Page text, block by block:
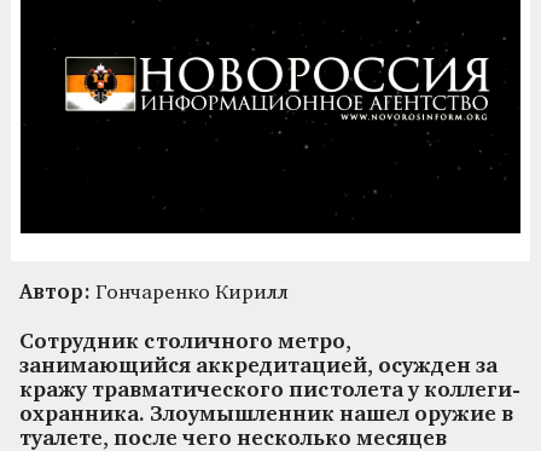
Автор: Гончаренко Кирилл
Сотрудник столичного метро,
занимающийся аккредитацией, осужден за
кражу травматического пистолета у коллеги-
охранника. Злоумышленник нашел оружие в
туалете, после чего несколько месяцев